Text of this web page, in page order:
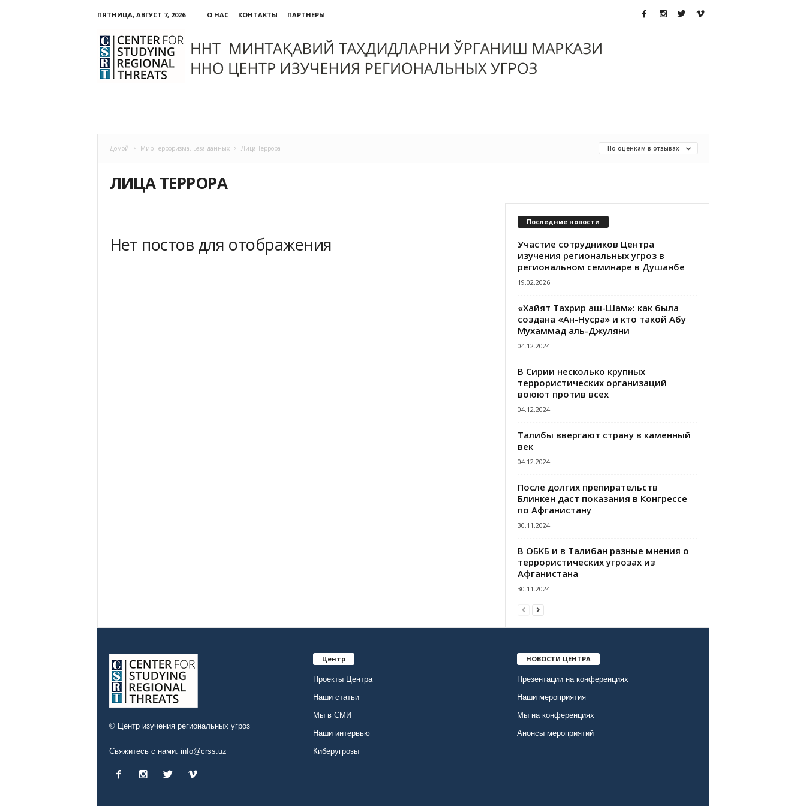
ПЯТНИЦА, АВГУСТ 7, 2026 О НАС КОНТАКТЫ
ПАРТНЕРЫ
Центр
изучения
региональных
угроз
Домой Мир Терроризма. База данных Лица Террора По оценкам в отзывах
ЛИЦА ТЕРРОРА
Нет постов для отображения
Последние новости
Участие сотрудников Центра
изучения региональных угроз в
региональном семинаре в Душанбе
19.02.2026
«Хайят Тахрир аш-Шам»: как была
создана «Ан-Нусра» и кто такой Абу
Мухаммад аль-Джуляни
04.12.2024
В Сирии несколько крупных
террористических организаций
воюют против всех
04.12.2024
Талибы ввергают страну в каменный
век
04.12.2024
После долгих препирательств
Блинкен даст показания в Конгрессе
по Афганистану
30.11.2024
В ОБКБ и в Талибан разные мнения о
террористических угрозах из
Афганистана
30.11.2024
© Центр изучения региональных угроз
Свяжитесь с нами: info@crss.uz
Центр
Проекты Центра
Наши статьи
Мы в СМИ
Наши интервью
Киберугрозы
НОВОСТИ ЦЕНТРА
Презентации на конференциях
Наши мероприятия
Мы на конференциях
Анонсы мероприятий